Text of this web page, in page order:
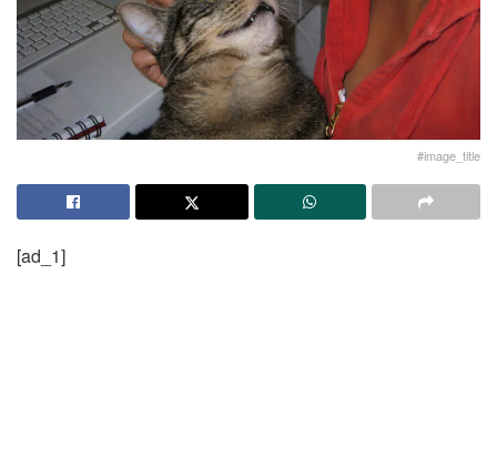
#image_title
[ad_1]